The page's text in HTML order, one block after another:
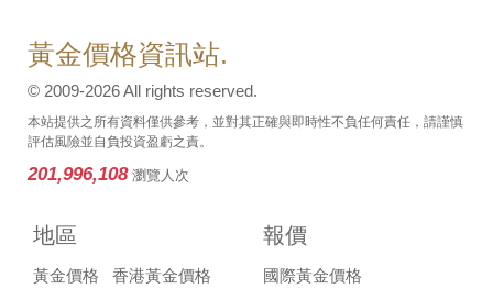
黃金價格資訊站.
© 2009-2026 All rights reserved.
本站提供之所有資料僅供參考，並對其正確與即時性不負任何責任，請謹慎
評估風險並自負投資盈虧之責。
201,996,108 瀏覽人次
地區
黃金價格
香港黃金價格
報價
國際黃金價格